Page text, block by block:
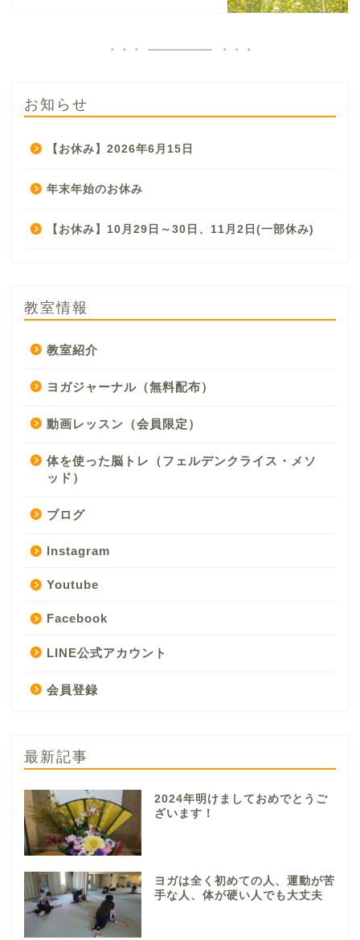
お知らせ
【お休み】2026年6月15日
年末年始のお休み
【お休み】10月29日～30日、11月2日(一部休み)
教室情報
教室紹介
ヨガジャーナル（無料配布）
動画レッスン（会員限定）
体を使った脳トレ（フェルデンクライス・メソ
ッド）
ブログ
Instagram
Youtube
Facebook
LINE公式アカウント
会員登録
最新記事
2024年明けましておめでとうご
ざいます！
ヨガは全く初めての人、運動が苦
手な人、体が硬い人でも大丈夫